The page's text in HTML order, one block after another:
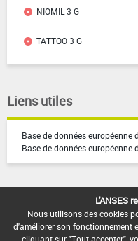
NIOMIL 3 G
TATTOO 3 G
Liens utiles
Base de données européenne
Base de données
L'ANSES
Nous utilisons des cookies
d'améliorer son fonctionnement